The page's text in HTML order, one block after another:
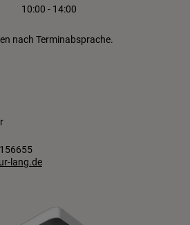
10:00 - 14:00
nach Terminabsprache.
lang.de